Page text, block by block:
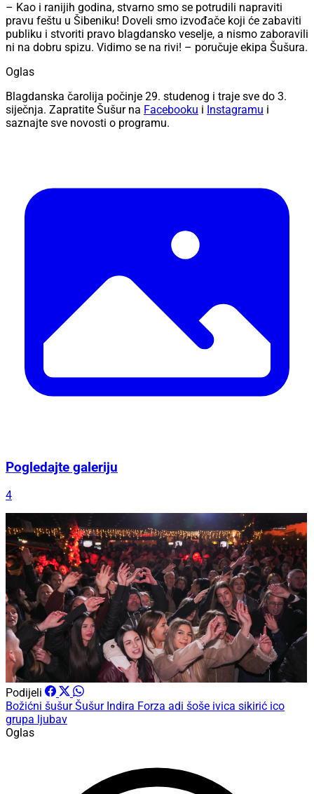
– Kao i ranijih godina, stvarno smo se potrudili napraviti
pravu feštu u Šibeniku! Doveli smo izvođače koji će zabaviti
publiku i stvoriti pravo blagdansko veselje, a nismo zaboravili
ni na dobru spizu. Vidimo se na rivi! – poručuje ekipa Šušura.
Oglas
Blagdanska čarolija počinje 29. studenog i traje sve do 3.
siječnja. Zapratite Šušur na Facebooku i Instagramu i
saznajte sve novosti o programu.
Pogledajte galeriju
4
Podijeli
Božićni šušurŠušur Indira Forza adi šoše ivica sikirić ico
grupa ljubav
Oglas